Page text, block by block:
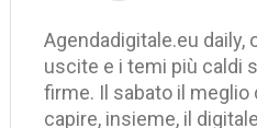
Agendadigitale.eu daily,
uscite e i temi più caldi
firme. Il sabato il meglio
capire, insieme, il